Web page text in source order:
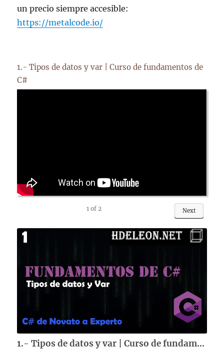
un precio siempre accesible:
https://metalcode.io/
1.- Tipos de datos y var | Curso de fundamentos de
C#
1 of 2 Next
1.- Tipos de datos y var | Curso de fundamentos de C#